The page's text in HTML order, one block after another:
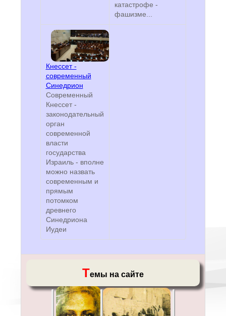
катастрофе -
фашизме...
Кнессет -
современный
Синедрион
Современный
Кнессет -
законодательный
орган
современной
власти
государства
Израиль - вполне
можно назвать
современным и
прямым
потомком
древнего
Синедриона
Иудеи
Темы на сайте